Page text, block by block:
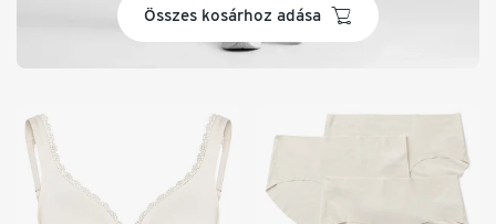
Összes kosárhoz adása basket